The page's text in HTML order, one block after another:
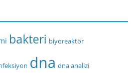
bakteri biyoreaktör
dna dna analizi